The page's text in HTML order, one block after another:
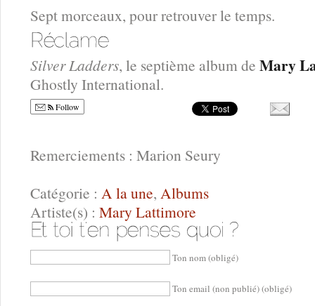
Sept morceaux, pour retrouver le temps.
Silver Ladders, le septième album de Mary
Ghostly International.
Follow
Remerciements : Marion Seury
Catégorie : A la une, Albums
Artiste(s) : Mary Lattimore
Ton nom (obligé)
Ton email (non publié) (obligé)